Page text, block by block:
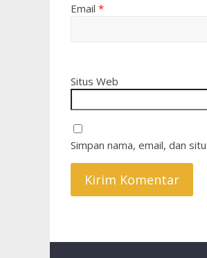
Email *
Situs Web
Simpan nama, email, dan